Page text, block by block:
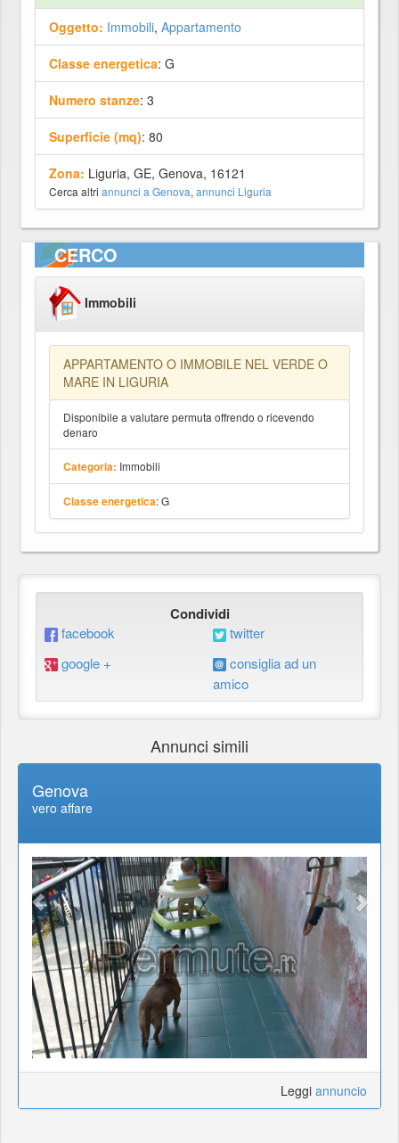
Oggetto: Immobili, Appartamento
Classe energetica: G
Numero stanze: 3
Superficie (mq): 80
Zona: Liguria, GE, Genova, 16121
Cerca altri annunci a Genova, annunci Liguria
CERCO
Immobili
APPARTAMENTO O IMMOBILE NEL VERDE O
MARE IN LIGURIA
Disponibile a valutare permuta offrendo o ricevendo
denaro
Categoria: Immobili
Classe energetica: G
Condividi
facebook
twitter
google +
consiglia ad un
amico
Annunci simili
Genova
vero affare
Leggi annuncio